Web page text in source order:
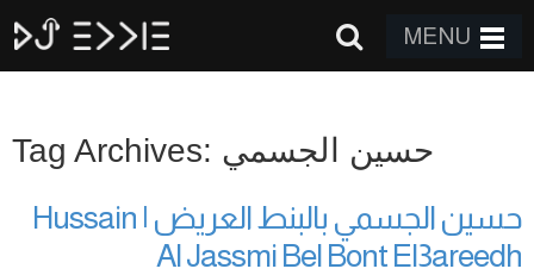
MENU
Tag Archives: حسين الجسمي
حسين الجسمي بالبنط العريض | Hussain
Al Jassmi Bel Bont El3areedh